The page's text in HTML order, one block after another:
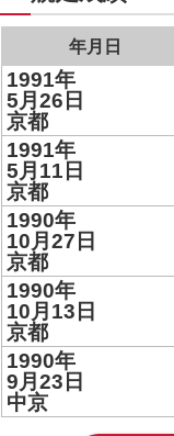
年月日
1991年
5月26日
京都
1991年
5月11日
京都
1990年
10月27日
京都
1990年
10月13日
京都
1990年
9月23日
中京